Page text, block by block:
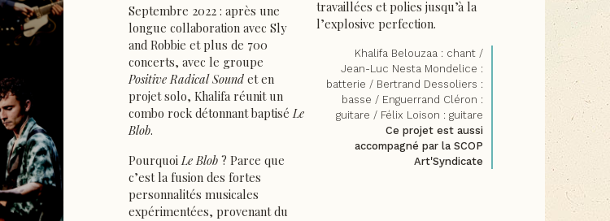
Septembre 2022 : après une
longue collaboration avec Sly
and Robbie et plus de 700
concerts, avec le groupe
Positive Radical Sound et en
projet solo, Khalifa réunit un
combo rock détonnant baptiséLe
Blob.
PourquoiLe Blob ? Parce que
c’est la fusion des fortes
personnalités musicales
expérimentées, provenant du
travaillées et polies jusqu’à la
l’explosive perfection.
Khalifa Belouzaa : chant /
Jean-Luc Nesta Mondelice :
batterie / Bertrand Dessoliers :
basse / Enguerrand Cléron :
guitare / Félix Loison : guitare
Ce projet est aussi
accompagné par la SCOP
Art'Syndicate